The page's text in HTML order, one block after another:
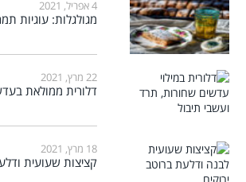
4 אפריל, 2021
מגולגלות: עוגיות
22 מרץ, 2021
דלורית ממולאת
18 מרץ, 2021
קציצות שעועית